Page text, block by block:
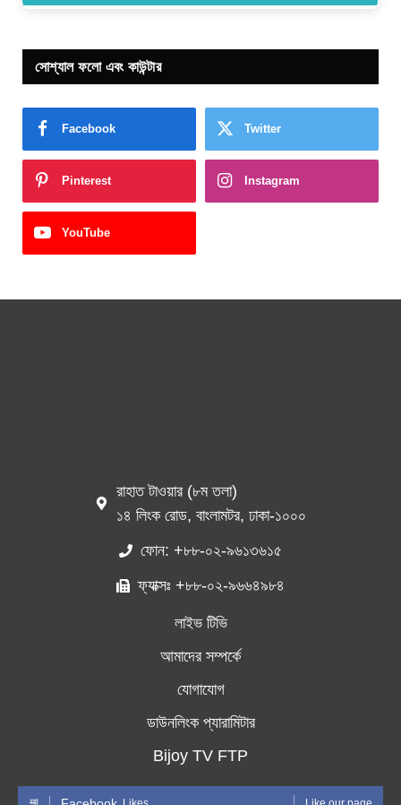
সোশ্যাল ফলো এবং কাউন্টার
Facebook Twitter
Pinterest Instagram
YouTube
রাহাত টাওয়ার (৮ম তলা)
১৪ লিংক রোড, বাংলামটর, ঢাকা-১০০০
ফোন: +৮৮-০২-৯৬১৩৬১৫
ফ্যাক্সঃ +৮৮-০২-৯৬৬৪৯৮৪
লাইভ টিভি
আমাদের সম্পর্কে
যোগাযোগ
ডাউনলিংক প্যারামিটার
Bijoy TV FTP